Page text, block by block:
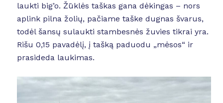
laukti big’o. Žūklės taškas gana dėkingas – nors
aplink pilna žolių, pačiame taške dugnas švarus,
todėl šansų sulaukti stambesnės žuvies tikrai yra.
Rišu 0,15 pavadėlį, į tašką paduodu „mėsos“ ir
prasideda laukimas.